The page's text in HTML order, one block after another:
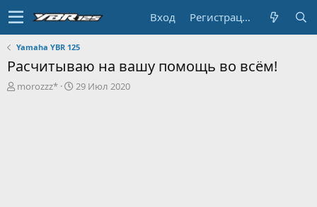
Вход Регистрация
Yamaha YBR 125
Расчитываю на вашу помощь во всём!
А
morozzz*
Д
29 Июл 2020